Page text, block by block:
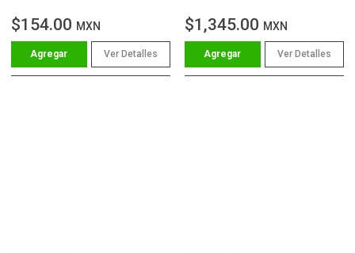
$154.00 MXN
Ver Detalles
$1,345.00 MXN
Ver Detalles